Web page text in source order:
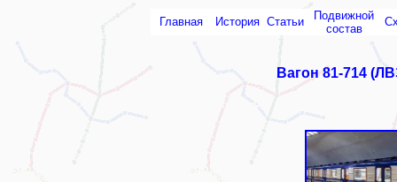
Главная История Статьи
Подвижной
состав
Вагон 81-714